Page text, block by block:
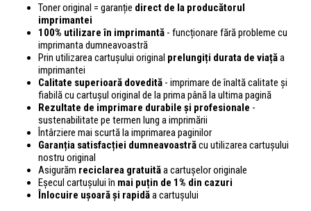
Toner original = garanție direct de la producătorul
imprimantei
100% utilizare în imprimantă - funcționare fără probleme cu
imprimanta dumneavoastră
Prin utilizarea cartușului original prelungiți durata de viațăa
imprimantei
Calitate superioară dovedită - imprimare de înaltă calitate și
fiabilă cu cartușul original de la prima până la ultima pagină
Rezultate de imprimare durabile și profesionale -
sustenabilitate pe termen lung a imprimării
Întârziere mai scurtă la imprimarea paginilor
Garanția satisfacției dumneavoastrăcu utilizarea cartușului
nostru original
Asigurăm reciclarea gratuităa cartușelor originale
Eșecul cartușului în mai puțin de 1% din cazuri
Înlocuire ușoară și rapidăa cartușului